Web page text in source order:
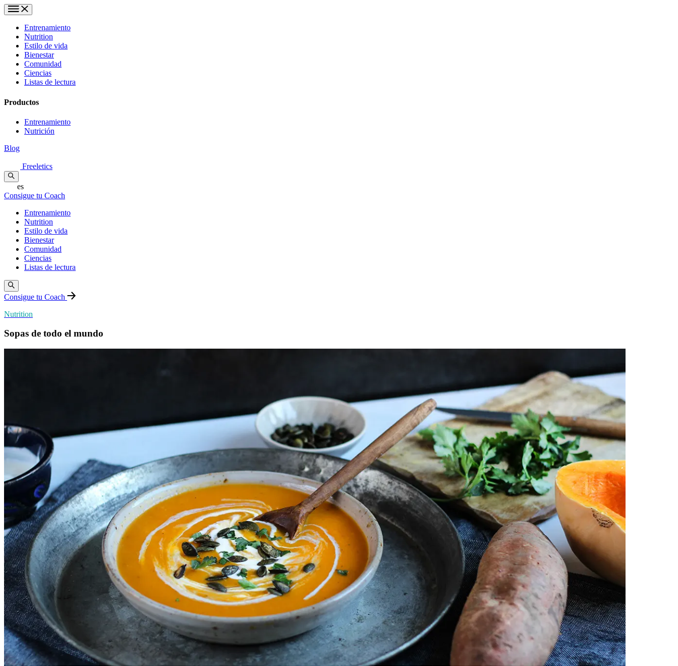
Entrenamiento
Nutrition
Estilo de vida
Bienestar
Comunidad
Ciencias
Listas de lectura
Productos
Entrenamiento
Nutrición
Blog
Freeletics
es
Consigue tu Coach
Entrenamiento
Nutrition
Estilo de vida
Bienestar
Comunidad
Ciencias
Listas de lectura
Consigue tu Coach
Nutrition
Sopas de todo el mundo